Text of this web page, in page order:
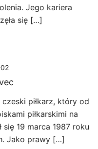
Jego kariera
się […]
piłkarz, który od
piłkarskimi na
19 marca 1987 roku
Jako prawy […]